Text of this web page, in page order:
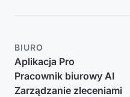
BIURO
Aplikacja Pro
Pracownik biurowy AI
Zarządzanie zleceniami